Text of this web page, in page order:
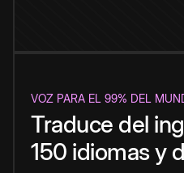
VOZ PARA EL 99% DEL
Traduce del
150 idiomas y